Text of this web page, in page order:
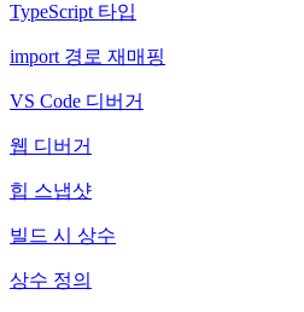
TypeScript 타입
import 경로 재매핑
VS Code 디버거
웹 디버거
힙 스냅샷
빌드 시 상수
상수 정의